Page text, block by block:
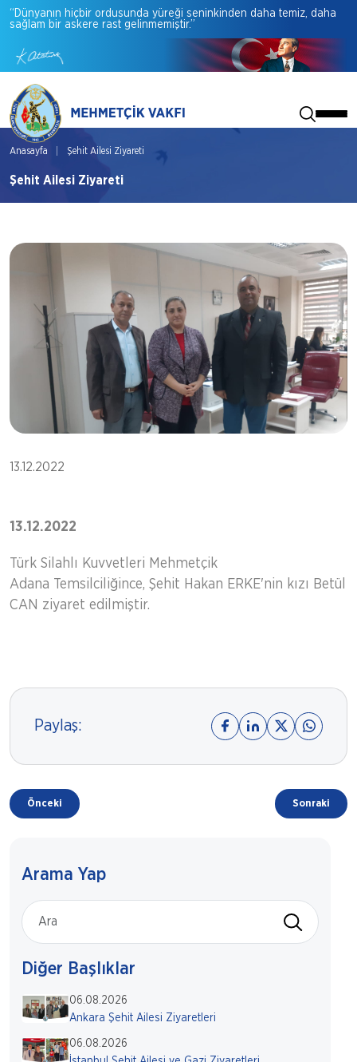
“Dünyanın hiçbir ordusunda yüreği seninkinden daha temiz, daha
sağlam bir askere rast gelinmemiştir.”
Anasayfa Şehit Ailesi Ziyareti
Şehit Ailesi Ziyareti
13.12.2022
13.12.2022
Türk Silahlı Kuvvetleri Mehmetçik
Adana Temsilciliğince, Şehit Hakan ERKE'nin kızı Betül
CAN ziyaret edilmiştir.
Paylaş:
Önceki Sonraki
Arama Yap
Diğer Başlıklar
06.08.2026
Ankara Şehit Ailesi Ziyaretleri
06.08.2026